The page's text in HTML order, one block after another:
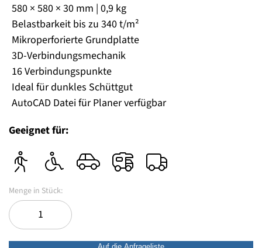
580 × 580 × 30 mm | 0,9 kg
Belastbarkeit bis zu 340 t/m²
Mikroperforierte Grundplatte
3D-Verbindungsmechanik
16 Verbindungspunkte
Ideal für dunkles Schüttgut
AutoCAD Datei für Planer verfügbar
Geeignet für: